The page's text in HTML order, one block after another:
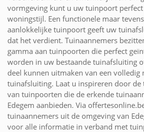
vormgeving kunt u uw tuinpoort
woningstijl. Een functionele maar
aanlokkelijke tuinpoort geeft uw
dat het verdient. Tuinaannemers
gamma aan tuinpoorten die perfect
worden in uw bestaande tuinafsluiting
deel kunnen uitmaken van een volledig
tuinafsluiting. Laat u inspireren door
van tuinpoorten die de erkende
Edegem aanbieden. Via
tuinaannemers uit de omgeving van
voor alle informatie in verband met